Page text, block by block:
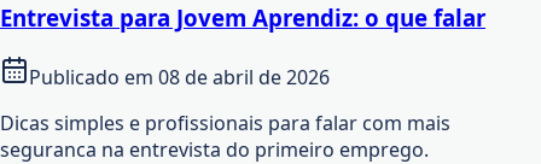
Entrevista para Jovem Aprendiz: o que falar
Publicado em 08 de abril de 2026
Dicas simples e profissionais para falar com mais
seguranca na entrevista do primeiro emprego.